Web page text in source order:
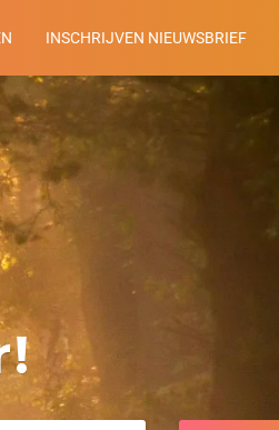
INSCHRIJVEN NIEUWSBRIEF